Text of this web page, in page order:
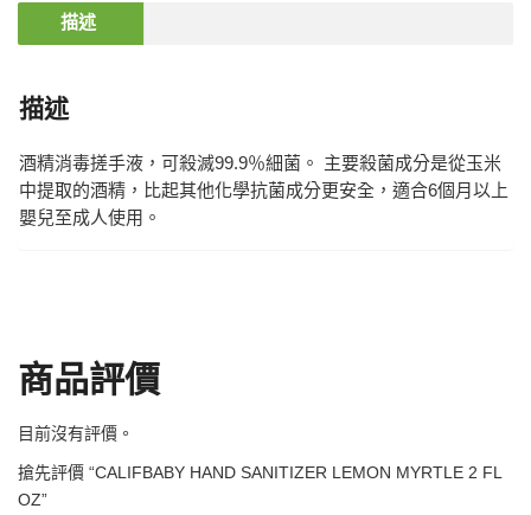
描述
描述
酒精消毒搓手液，可殺滅99.9％細菌。 主要殺菌成分是從玉米
中提取的酒精，比起其他化學抗菌成分更安全，適合6個月以上
嬰兒至成人使用。
商品評價
目前沒有評價。
搶先評價 “CALIFBABY HAND SANITIZER LEMON MYRTLE 2 FL
OZ”